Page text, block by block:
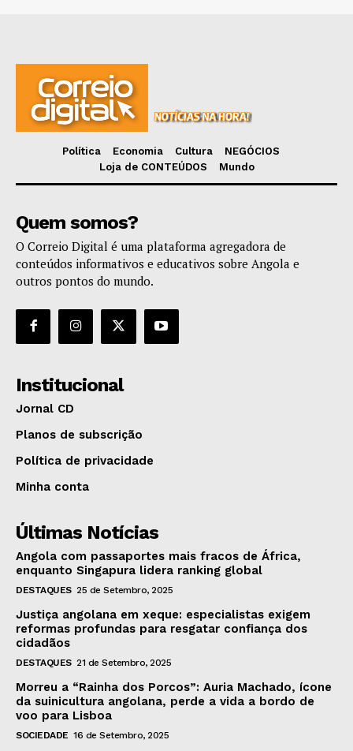
Política Economia Cultura
NEGÓCIOS
Loja de CONTEÚDOS
Mundo
Quem somos?
O Correio Digital é uma plataforma agregadora de
conteúdos informativos e educativos sobre Angola e
outros pontos do mundo.
Institucional
Jornal CD
Planos de subscrição
Política de privacidade
Minha conta
Últimas Notícias
Angola com passaportes mais fracos de África,
enquanto Singapura lidera ranking global
DESTAQUES 25 de Setembro, 2025
Justiça angolana em xeque: especialistas exigem
reformas profundas para resgatar confiança dos
cidadãos
DESTAQUES 21 de Setembro, 2025
Morreu a “Rainha dos Porcos”: Auria Machado, ícone
da suinicultura angolana, perde a vida a bordo de
voo para Lisboa
SOCIEDADE 16 de Setembro, 2025